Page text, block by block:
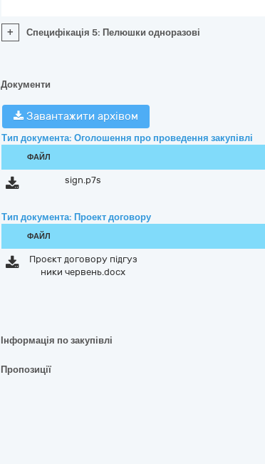
+ Специфікація 5: Пелюшки одноразові
Документи
Завантажити архівом
Тип документа: Оголошення про проведення закупівлі
ФАЙЛ
sign.p7s
Тип документа: Проект договору
ФАЙЛ
Проєкт договору підгуз
ники червень.docx
Інформація по закупівлі
Пропозиції